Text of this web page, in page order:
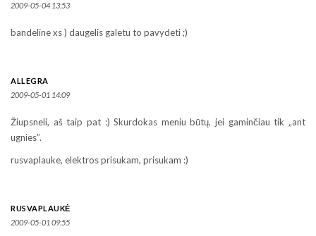
2009-05-04 13:53
bandeline xs ) daugelis galetu to pavydeti ;)
ALLEGRA
2009-05-01 14:09
Žiupsneli, aš taip pat :) Skurdokas meniu būtų, jei gaminčiau tik „ant
ugnies”.
rusvaplauke, elektros prisukam, prisukam :)
RUSVAPLAUKĖ
2009-05-01 09:55